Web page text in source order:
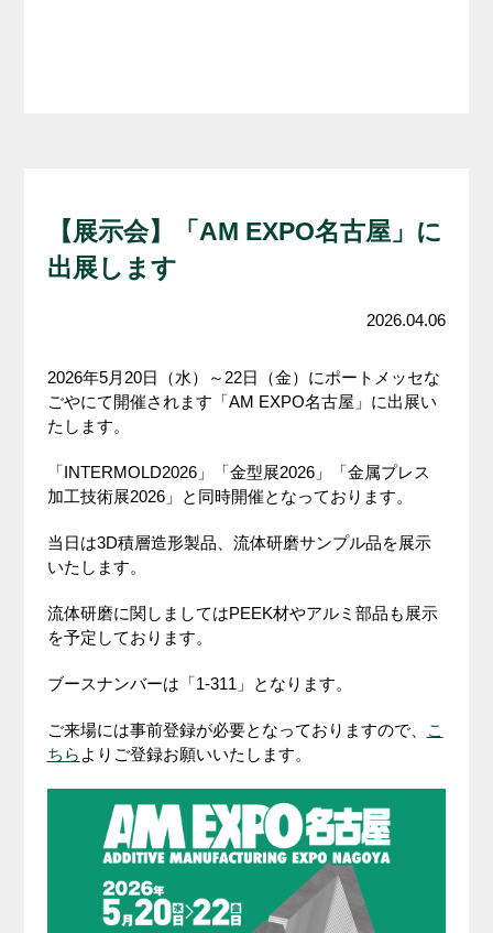
【展示会】「AM EXPO名古屋」に
出展します
2026.04.06
2026年5月20日（水）～22日（金）にポートメッセな
ごやにて開催されます「AM EXPO名古屋」に出展い
たします。
「INTERMOLD2026」「金型展2026」「金属プレス
加工技術展2026」と同時開催となっております。
当日は3D積層造形製品、流体研磨サンプル品を展示
いたします。
流体研磨に関しましてはPEEK材やアルミ部品も展示
を予定しております。
ブースナンバーは「1-311」となります。
ご来場には事前登録が必要となっておりますので、
こ
ちら よりご登録お願いいたします。